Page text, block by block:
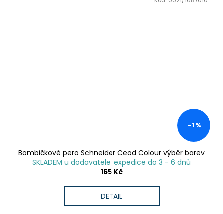
–1 %
Bombičkové pero Schneider Ceod Colour výběr barev
SKLADEM u dodavatele, expedice do 3 - 6 dnů
165 Kč
DETAIL